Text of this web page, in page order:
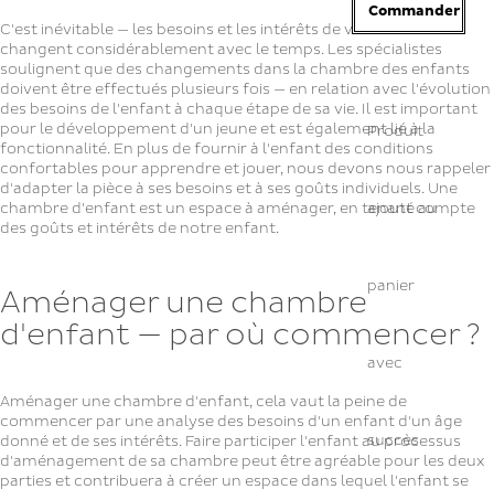
Commander
Produit
ajouté au
panier
avec
succès
C'est inévitable — les besoins et les intérêts de votre enfant
changent considérablement avec le temps. Les spécialistes
soulignent que des changements dans la chambre des enfants
doivent être effectués plusieurs fois — en relation avec l'évolution
des besoins de l'enfant à chaque étape de sa vie. Il est important
pour le développement d'un jeune et est également lié à la
fonctionnalité. En plus de fournir à l'enfant des conditions
confortables pour apprendre et jouer, nous devons nous rappeler
d'adapter la pièce à ses besoins et à ses goûts individuels. Une
chambre d'enfant est un espace à aménager, en tenant compte
des goûts et intérêts de notre enfant.
Aménager une chambre
d'enfant — par où commencer ?
Aménager une chambre d'enfant, cela vaut la peine de
commencer par une analyse des besoins d'un enfant d'un âge
donné et de ses intérêts. Faire participer l'enfant au processus
d'aménagement de sa chambre peut être agréable pour les deux
parties et contribuera à créer un espace dans lequel l'enfant se